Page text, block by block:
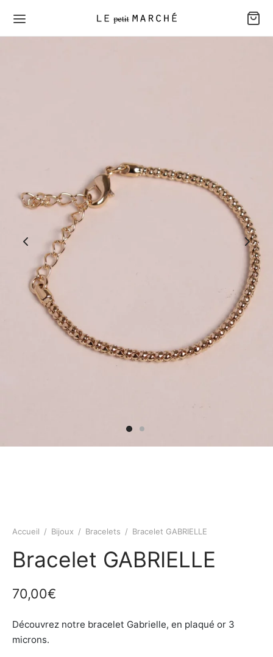
Accueil / Bijoux / Bracelets / Bracelet GABRIELLE
Bracelet GABRIELLE
70,00€
Découvrez notre bracelet Gabrielle, en plaqué or 3
microns.